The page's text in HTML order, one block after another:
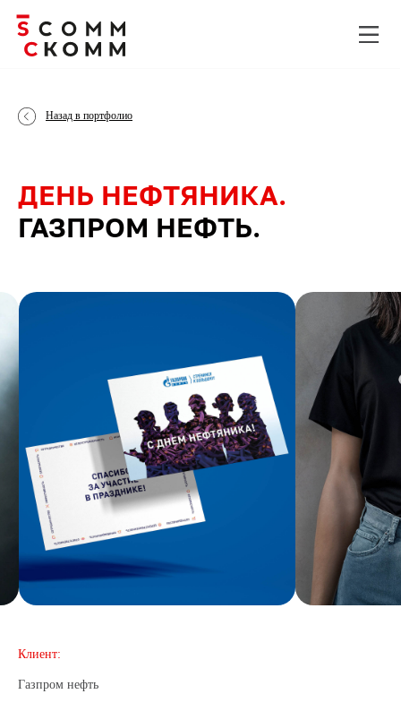
Назад в портфолио
ДЕНЬ НЕФТЯНИКА.
ГАЗПРОМ НЕФТЬ.
Клиент:
Газпром нефть